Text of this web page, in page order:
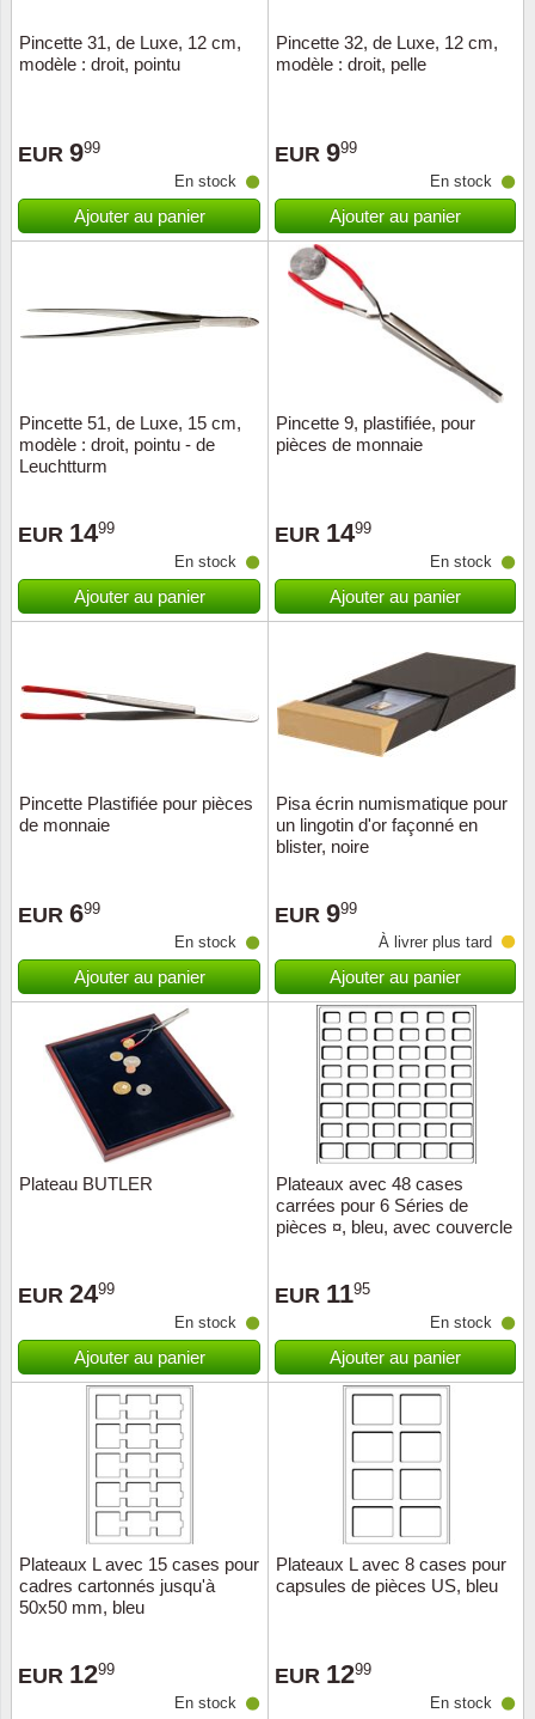
Pincette 31, de Luxe, 12 cm,
modèle : droit, pointu
EUR 999
En stock
Ajouter au panier
Pincette 32, de Luxe, 12 cm,
modèle : droit, pelle
EUR 999
En stock
Ajouter au panier
Pincette 51, de Luxe, 15 cm,
modèle : droit, pointu - de
Leuchtturm
EUR 1499
En stock
Ajouter au panier
Pincette 9, plastifiée, pour
pièces de monnaie
EUR 1499
En stock
Ajouter au panier
Pincette Plastifiée pour pièces
de monnaie
EUR 699
En stock
Ajouter au panier
Pisa écrin numismatique pour
un lingotin d'or façonné en
blister, noire
EUR 999
À livrer plus tard
Ajouter au panier
Plateau BUTLER
EUR 2499
En stock
Ajouter au panier
Plateaux avec 48 cases
carrées pour 6 Séries de
pièces ¤, bleu, avec couvercle
EUR 1195
En stock
Ajouter au panier
Plateaux L avec 15 cases pour
cadres cartonnés jusqu'à
50x50 mm, bleu
EUR 1299
En stock
Plateaux L avec 8 cases pour
capsules de pièces US, bleu
EUR 1299
En stock